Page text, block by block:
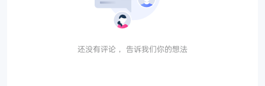
还没有评论， 告诉我们你的想法